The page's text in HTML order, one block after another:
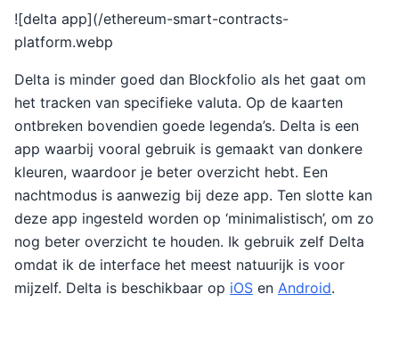
![delta app](/ethereum-smart-contracts-
platform.webp
Delta is minder goed dan Blockfolio als het gaat om
het tracken van specifieke valuta. Op de kaarten
ontbreken bovendien goede legenda’s. Delta is een
app waarbij vooral gebruik is gemaakt van donkere
kleuren, waardoor je beter overzicht hebt. Een
nachtmodus is aanwezig bij deze app. Ten slotte kan
deze app ingesteld worden op ‘minimalistisch’, om zo
nog beter overzicht te houden. Ik gebruik zelf Delta
omdat ik de interface het meest natuurijk is voor
mijzelf. Delta is beschikbaar op iOS en Android.